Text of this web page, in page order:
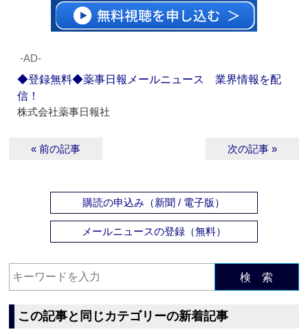
‐AD‐
◆登録無料◆薬事日報メールニュース 業界情報を配
信！
株式会社薬事日報社
« 前の記事 次の記事 »
購読の申込み（新聞 / 電子版）
メールニュースの登録（無料）
検 索
この記事と同じカテゴリーの新着記事